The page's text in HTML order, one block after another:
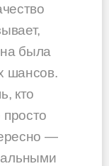
была
шансов.
кто
—